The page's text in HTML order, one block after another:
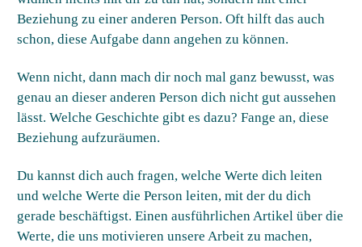
Beziehung zu einer anderen Person. Oft hilft das auch
schon, diese Aufgabe dann angehen zu können.
Wenn nicht, dann mach dir noch mal ganz bewusst, was
genau an dieser anderen Person dich nicht gut aussehen
lässt. Welche Geschichte gibt es dazu? Fange an, diese
Beziehung aufzuräumen.
Du kannst dich auch fragen, welche Werte dich leiten
und welche Werte die Person leiten, mit der du dich
gerade beschäftigst. Einen ausführlichen Artikel über die
Werte, die uns motivieren unsere Arbeit zu machen,